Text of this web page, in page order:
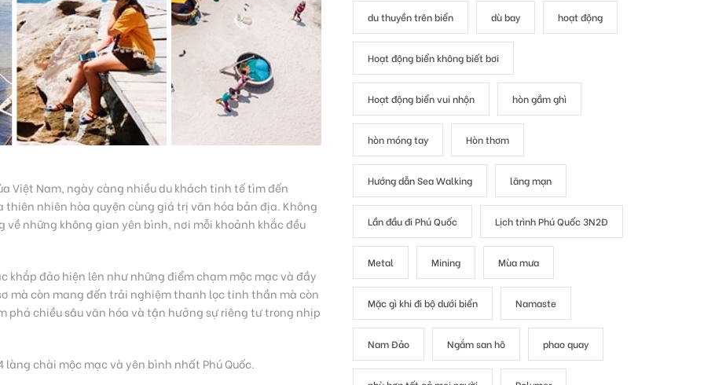
Việt Nam, ngày càng nhiều du khách tinh tế tìm đến
nhiên hòa quyện cùng giá trị văn hóa bản địa. Không
những không gian yên bình, nơi mỗi khoảnh khắc đều
khắp đảo hiện lên như những điểm chạm mộc mạc và đầy
mà còn mang đến trải nghiệm thanh lọc tinh thần mà còn
phá chiều sâu văn hóa và tận hưởng sự riêng tư trong nhịp
chài mộc mạc và yên bình nhất Phú Quốc.
du thuyền trên biển dù bay hoạt động
Hoạt động biển không biết bơi
Hoạt động biển vui nhộn hòn gầm ghì
hòn móng tay Hòn thơm
Hướng dẫn Sea Walking lãng mạn
Lần đầu đi Phú Quốc Lịch trình Phú Quốc 3N2Đ
Metal Mining Mùa mưa
Mặc gì khi đi bộ dưới biển Namaste
Nam Đảo Ngắm san hô phao quay